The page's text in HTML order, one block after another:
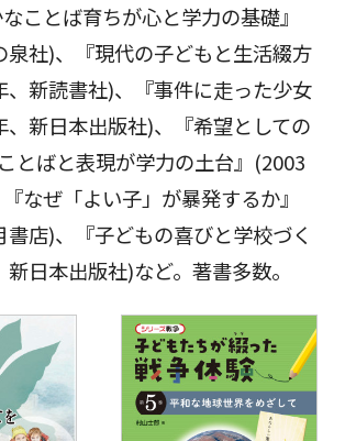
ことば育ちが心と学力の基礎』
泉社)、『現代の子どもと生活綴方
、新読書社)、『事件に走った少女
、新日本出版社)、『希望としての
ばと表現が学力の土台』(2003
なぜ「よい子」が暴発するか』
書店)、『子どもの喜びと学校づく
日本出版社)など。著書多数。